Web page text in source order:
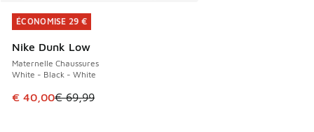
ÉCONOMISE 29 €
Nike Dunk Low
Maternelle Chaussures
White - Black - White
Cet article est en promotion. Prix en baisse de € 69,99 à
€ 40,00€ 69,99
ÉCONOMISE 29 €